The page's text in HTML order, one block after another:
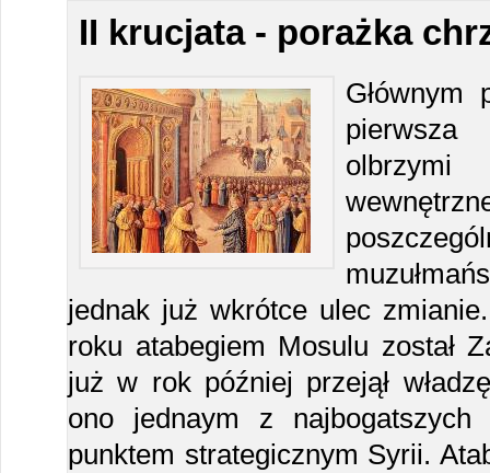
II krucjata - porażka
Głównym
jednak już wkrótce ulec
roku atabegiem Mosulu został
już w rok później przejął
ono jednaym z
punktem strategicznym Syrii.